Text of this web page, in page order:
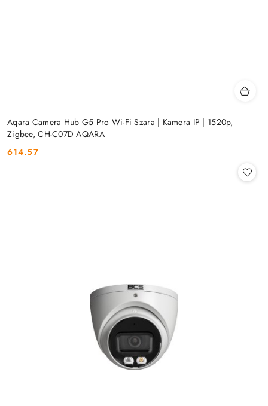
Aqara Camera Hub G5 Pro Wi-Fi Szara | Kamera IP | 1520p,
Zigbee, CH-C07D AQARA
Cena:
614.57